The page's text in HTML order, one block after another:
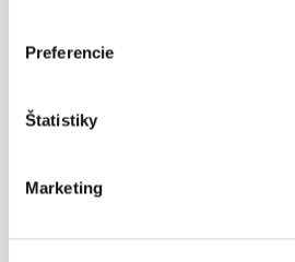
Preferencie
Štatistiky
Marketing
1001082841